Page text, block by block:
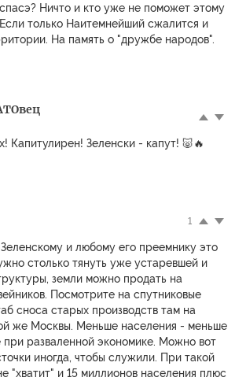
Ничто и кто уже не поможет этому
только Наитемнейший сжалится и
На память о "дружбе народов".
Капитулирен! Зеленски - капут! 🐷🔥
1
и любому его преемнику это
столько тянуть уже устаревшей и
земли можно продать на
Посмотрите на спутниковые
сноса старых производств там на
же Москвы. Меньше населения - меньше
разваленной экономике. Можно вот
иногда, чтобы служили. При такой
"хватит" и 15 миллионов населения плюс